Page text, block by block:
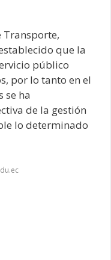
Transporte,
que la
público
por lo tanto en el
se ha
de la gestión
lo determinado